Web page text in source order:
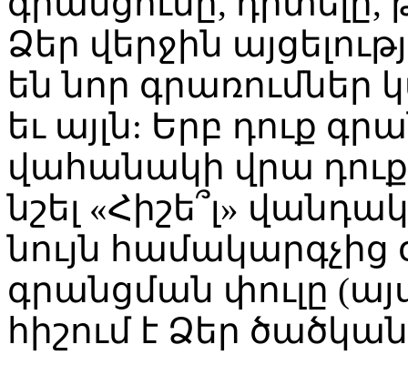
Ձեր վերջին
են նոր գրառումներ
եւ այլն: Երբ դուք
վահանակի վրա դուք
նշել «Հիշե՞լ»
նույն համակարգչից
գրանցման փուլը
հիշում է Ձեր